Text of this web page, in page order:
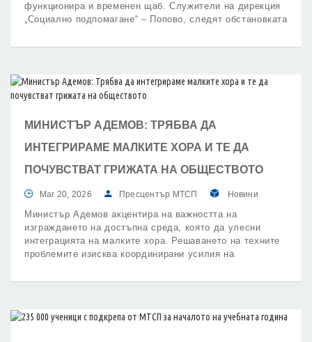
функционира и временен щаб. Служители на дирекция
„Социално подпомагане“ – Попово, следят обстановката
като нивото на реката остава високо.
МИНИСТЪР АДЕМОВ: ТРЯБВА ДА
ИНТЕГРИРАМЕ МАЛКИТЕ ХОРА И ТЕ ДА
ПОЧУВСТВАТ ГРИЖАТА НА ОБЩЕСТВОТО
Mar 20, 2026 Пресцентър МТСП Новини
Министър Адемов акцентира на важността на
изграждането на достъпна среда, която да улесни
интеграцията на малките хора. Решаването на техните
проблемите изисква координирани усилия на